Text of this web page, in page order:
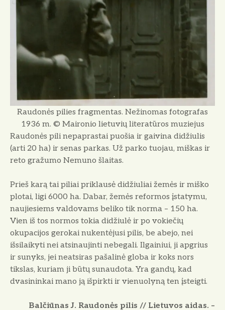
Raudonės pilies fragmentas. Nežinomas fotografas
1936 m. © Maironio lietuvių literatūros muziejus
Raudonės pili nepaprastai puošia ir gaivina didžiulis
(arti 20 ha) ir senas parkas. Už parko tuojau, miškas ir
reto gražumo Nemuno šlaitas.
Prieš karą tai piliai priklausė didžiu­liai žemės ir miško
plotai, ligi 6000 ha. Dabar, žemės reformos įstatymu,
nau­jiesiems valdovams beliko tik norma – 150 ha.
Vien iš tos normos tokia didžiulė ir po vokiečių
okupacijos gerokai nukentėjusi pilis, be abejo, nei
išsilaikyti nei atsinaujinti nebegali. Ilgainiui, ji apgrius
ir sunyks, jei neatsiras pašalinė globa ir koks nors
tikslas, kuriam ji būtų sunaudota. Yra gandų, kad
dvasininkai mano ją išpirkti ir vienuolyną ten įsteigti.
Balčiūnas J. Raudonės pilis // Lietuvos aidas. –